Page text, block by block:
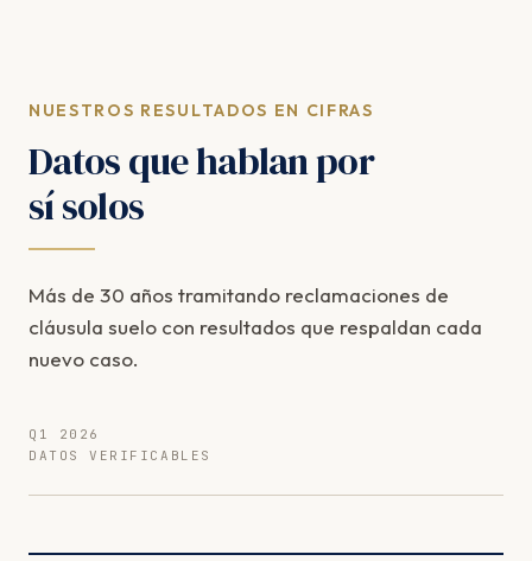
NUESTROS RESULTADOS EN CIFRAS
Datos que hablan por
sí solos
Más de 30 años tramitando reclamaciones de
cláusula suelo con resultados que respaldan cada
nuevo caso.
Q1 2026
DATOS VERIFICABLES